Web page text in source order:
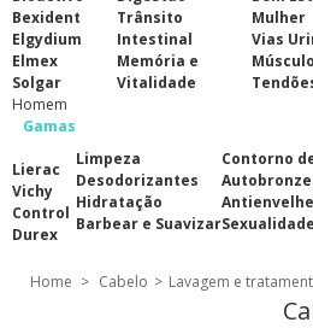
Bexident
Elgydium
Elmex
Solgar
Trânsito
Intestinal
Memória e
Vitalidade
Mulher
Vias
Homem
Gamas
Lierac
Vichy
Control
Durex
Limpeza
Desodorizantes
Hidratação
Barbear e Suavizar
Contorno
Sexualidade
Home > Cabelo > Lavagem e